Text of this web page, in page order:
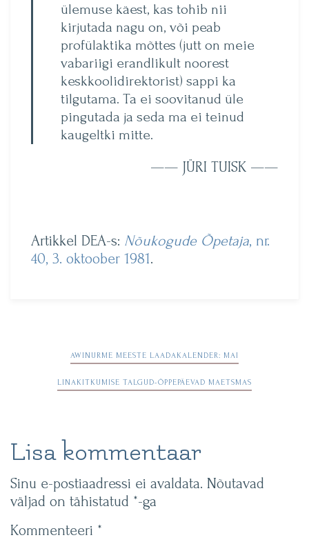
ülemuse käest, kas tohib nii
kirjutada nagu on, või peab
profülaktika mõttes (jutt on meie
vabariigi erandlikult noorest
keskkoolidirektorist) sappi ka
tilgutama. Ta ei soovitanud üle
pingutada ja seda ma ei teinud
kaugeltki mitte.
—— JÜRI TUISK ——
Artikkel DEA-s: Nõukogude Õpetaja, nr.
40, 3. oktoober 1981.
Navigeerimine
AWINURME MEESTE LAADAKALENDER: MAI
LINAKITKUMISE TALGUD-ÕPPEPÄEVAD MAETSMAS
Lisa kommentaar
Sinu e-postiaadressi ei avaldata. Nõutavad
väljad on tähistatud *-ga
Kommenteeri *